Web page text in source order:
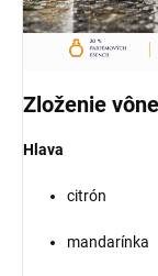
Zloženie vône
Hlava
citrón
mandarínka